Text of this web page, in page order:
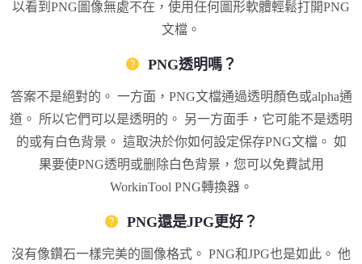
以看到PNG圖像無處不在，使用任何圖形軟體輕鬆打開PNG
文檔。
PNG透明嗎？
答案不是絕對的。 一方面，PNG文檔通過透明顏色或alpha通
道。 所以它們可以是透明的。 另一方面手，它可能不是透明
的或有白色背景。 這取決於你如何設定保存PNG文檔。 如
果要使PNG透明或删除白色背景，您可以免費試用
WorkinTool PNG轉換器。
PNG還是JPG更好？
沒有像鑽石一樣完美的圖像格式。 PNG和JPG也是如此。 他